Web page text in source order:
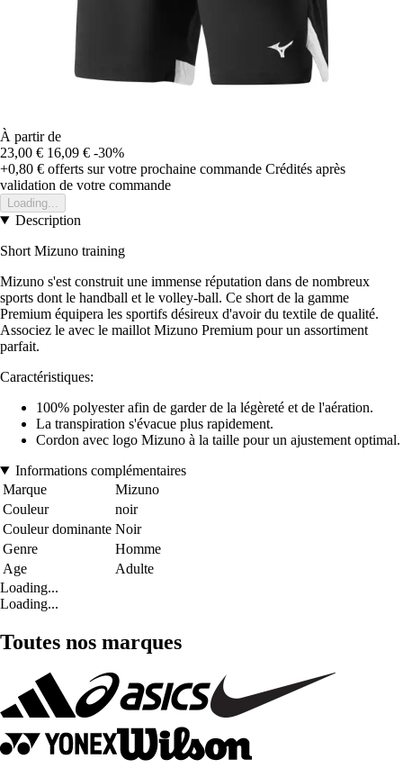
À partir de
23,00 € 16,09 € -30%
+0,80 € offerts sur votre prochaine commande Crédités après
validation de votre commande
Loading...
Description
Short Mizuno training
Mizuno s'est construit une immense réputation dans de nombreux
sports dont le handball et le volley-ball. Ce short de la gamme
Premium équipera les sportifs désireux d'avoir du textile de qualité.
Associez le avec le maillot Mizuno Premium pour un assortiment
parfait.
Caractéristiques:
100% polyester afin de garder de la légèreté et de l'aération.
La transpiration s'évacue plus rapidement.
Cordon avec logo Mizuno à la taille pour un ajustement optimal.
Informations complémentaires
Marque
Mizuno
Couleur
noir
Couleur dominante Noir
Genre
Homme
Age
Adulte
Loading...
Loading...
Toutes nos marques